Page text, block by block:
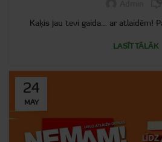
Kaķis jau tevi gaida… ar atlaidēm!
LASĪT TĀLĀK
24
MAY